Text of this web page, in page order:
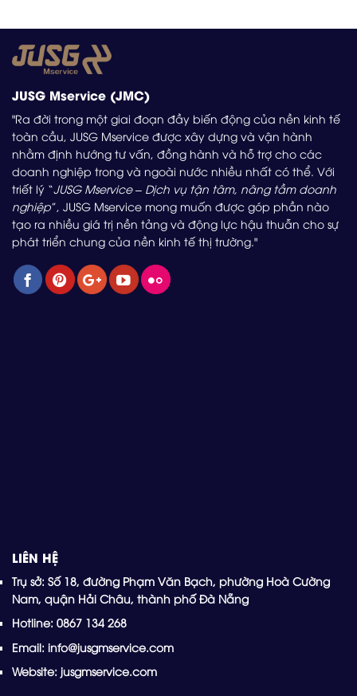
JUSG Mservice (JMC)
"Ra đời trong một giai đoạn đầy biến động của nền kinh tế
toàn cầu, JUSG Mservice được xây dựng và vận hành
nhằm định hướng tư vấn, đồng hành và hỗ trợ cho các
doanh nghiệp trong và ngoài nước nhiều nhất có thể. Với
triết lý “JUSG Mservice – Dịch vụ tận tâm, nâng tầm doanh
nghiệp”, JUSG Mservice mong muốn được góp phần nào
tạo ra nhiều giá trị nền tảng và động lực hậu thuẫn cho sự
phát triển chung của nền kinh tế thị trường."
LIÊN HỆ
Trụ sở: Số 18, đường Phạm Văn Bạch, phường Hoà Cường
Nam, quận Hải Châu, thành phố Đà Nẵng
Hotline: 0867 134 268
Email: info@jusgmservice.com
Website: jusgmservice.com